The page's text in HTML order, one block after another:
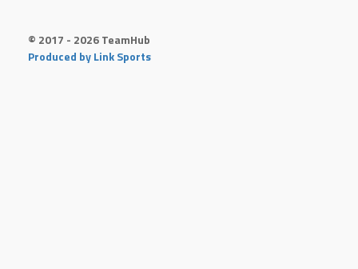
© 2017 - 2026 TeamHub
Produced by Link Sports